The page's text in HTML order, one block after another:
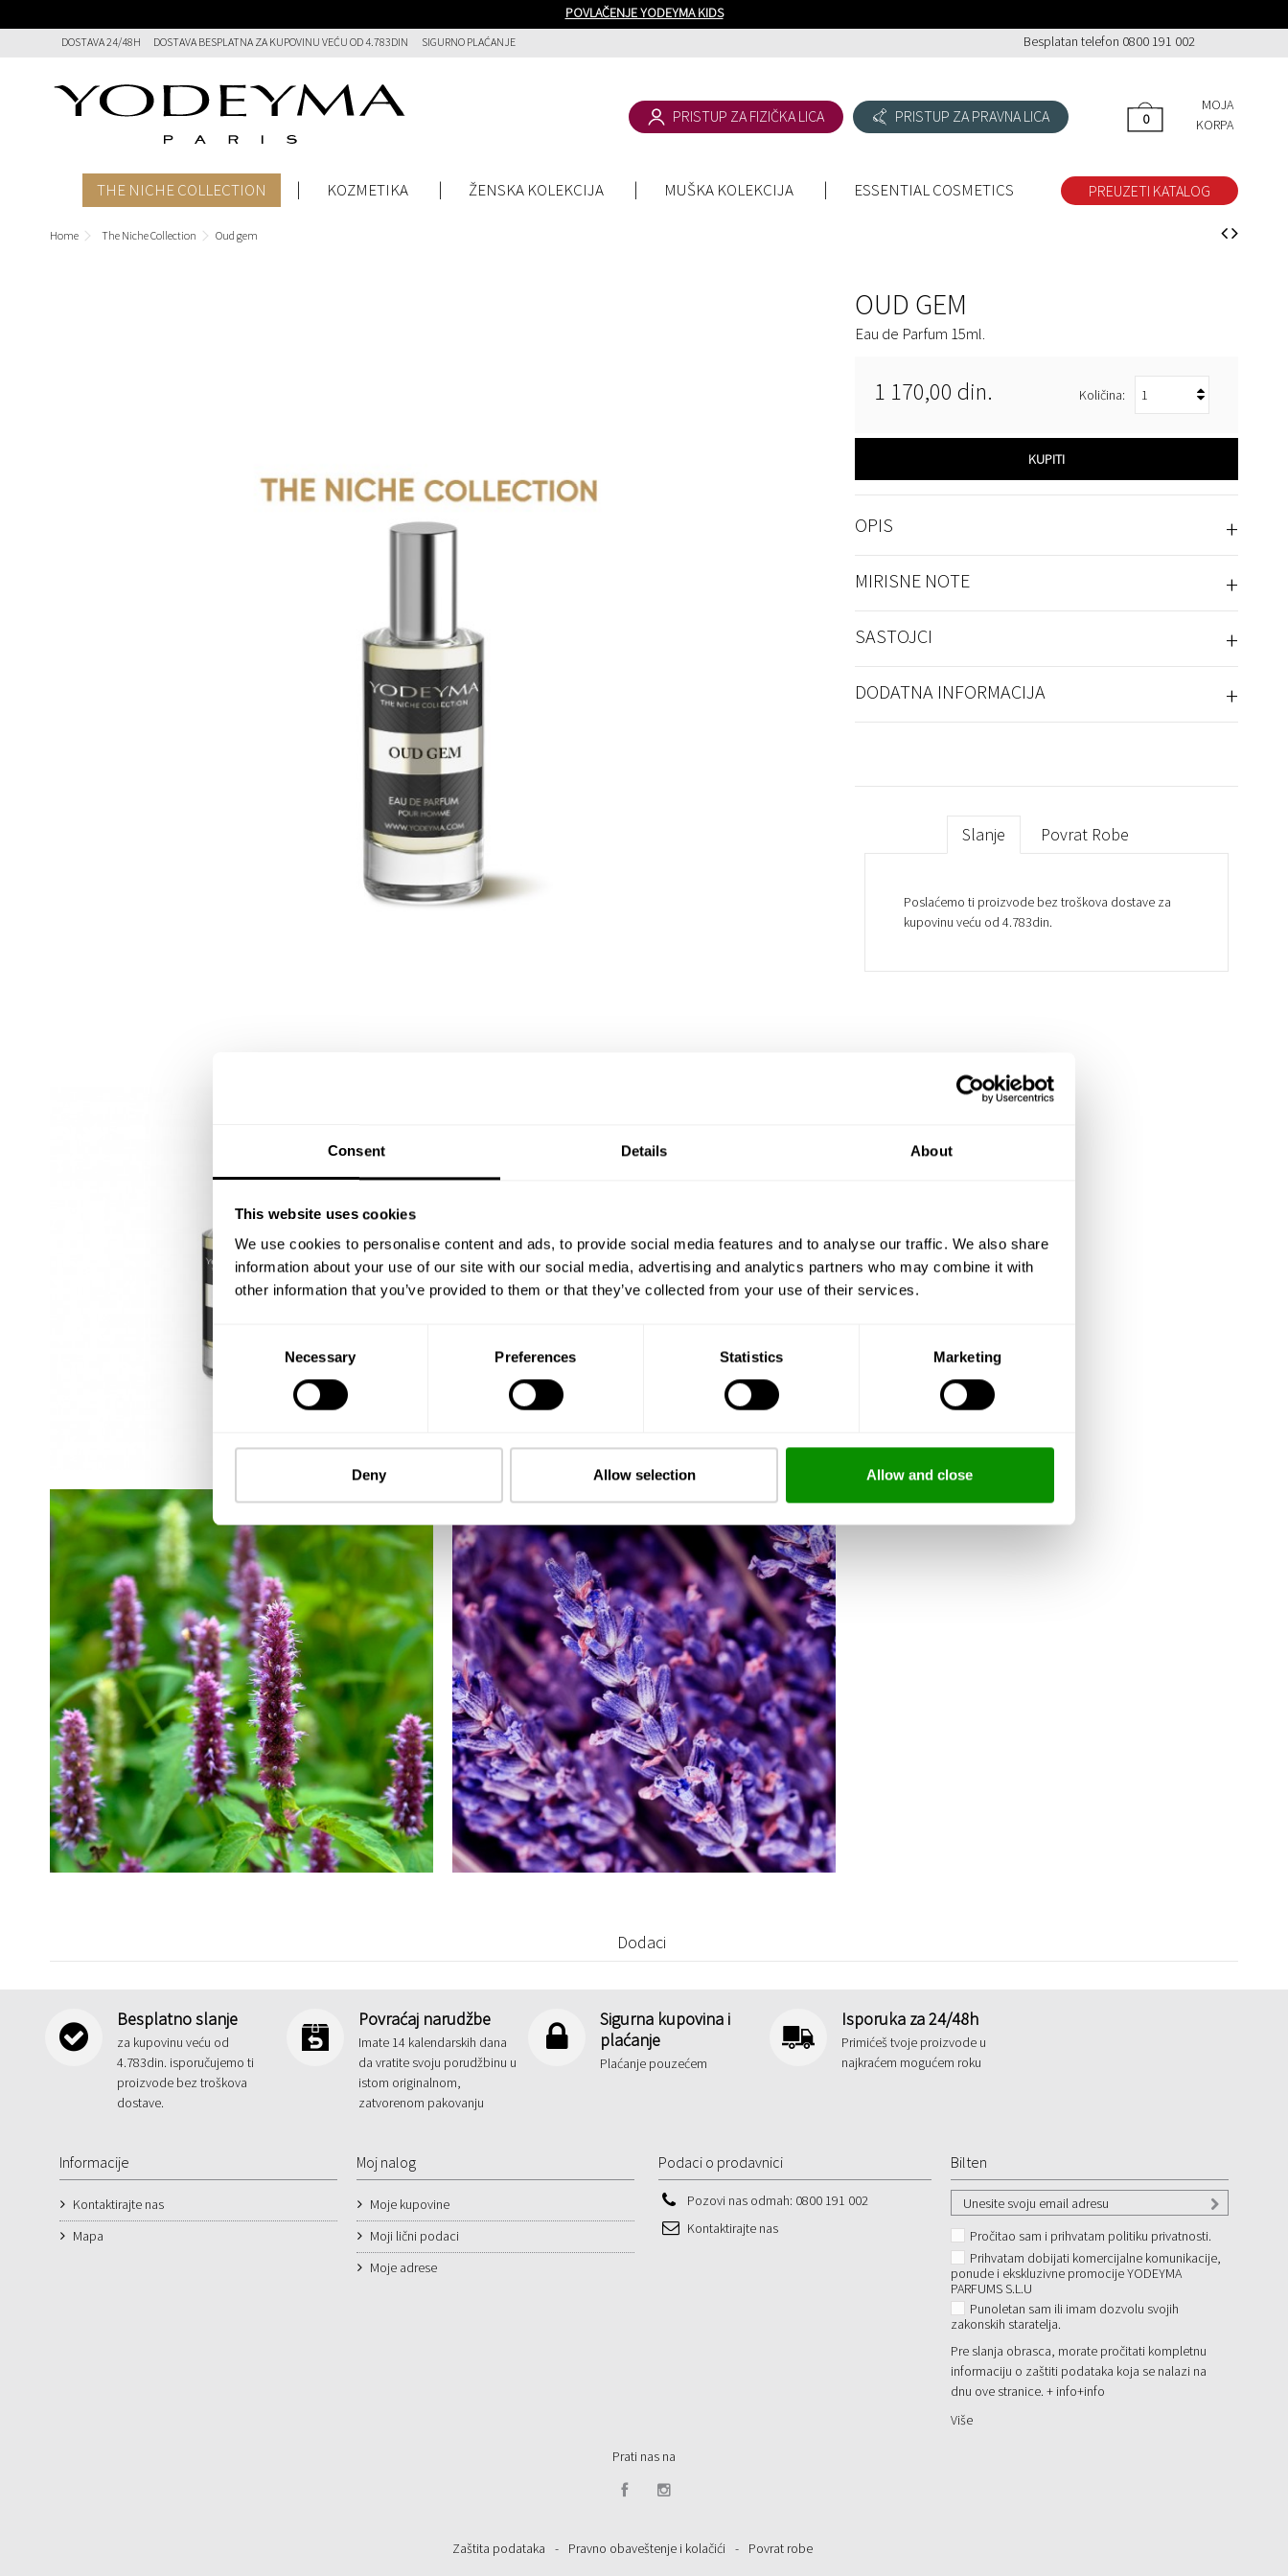
Consent Details About
This website uses cookies
We use cookies to personalise content and ads, to provide social media features and to analyse our traffic. We also share
information about your use of our site with our social media, advertising and analytics partners who may combine it with
other information that you’ve provided to them or that they’ve collected from your use of their services.
Necessary Preferences Statistics Marketing
Deny Allow selection Allow and close
POVLAČENJE YODEYMA KIDS
DOSTAVA 24/48H DOSTAVA BESPLATNA ZA KUPOVINU VEĆU OD 4.783DIN SIGURNO PLAĆANJE Besplatan telefon 0800 191 002
0
0
MOJA
KORPA
PRISTUP ZA FIZIČKA LICA PRISTUP ZA PRAVNA LICA
THE NICHE COLLECTION KOZMETIKA ŽENSKA KOLEKCIJA MUŠKA KOLEKCIJA ESSENTIAL COSMETICS PREUZETI KATALOG
Home The Niche Collection Oud gem
OUD GEM
Eau de Parfum 15ml.
1 170,00 din. Količina:
KUPITI
OPIS +
MIRISNE NOTE +
SASTOJCI +
DODATNA INFORMACIJA +
Slanje Povrat Robe
Poslaćemo ti proizvode bez troškova dostave za
kupovinu veću od 4.783din.
Dodaci
Besplatno slanje
za kupovinu veću od
4.783din. isporučujemo ti
proizvode bez troškova
dostave.
Povraćaj narudžbe
Imate 14 kalendarskih dana
da vratite svoju porudžbinu u
istom originalnom,
zatvorenom pakovanju
Sigurna kupovina i
plaćanje
Plaćanje pouzećem
Isporuka za 24/48h
Primićeš tvoje proizvode u
najkraćem mogućem roku
Informacije
Kontaktirajte nas
Mapa
Moj nalog
Moje kupovine
Moji lični podaci
Moje adrese
Podaci o prodavnici
Pozovi nas odmah: 0800 191 002
Kontaktirajte nas
Bilten
Pročitao sam i prihvatam politiku privatnosti.
Prihvatam dobijati komercijalne komunikacije,
ponude i ekskluzivne promocije YODEYMA
PARFUMS S.L.U
Punoletan sam ili imam dozvolu svojih
zakonskih staratelja.
Pre slanja obrasca, morate pročitati kompletnu
informaciju o zaštiti podataka koja se nalazi na
dnu ove stranice. + info+info
Više
Prati nas na
Zaštita podataka - Pravno obaveštenje i kolačići - Povrat robe